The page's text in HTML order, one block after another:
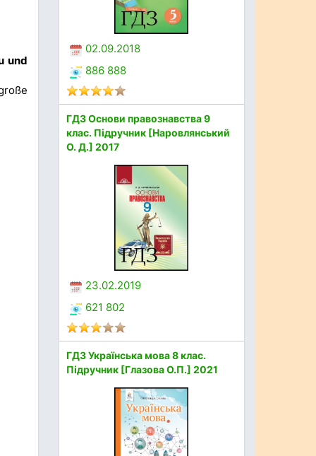
und
02.09.2018
886 888
ГДЗ Основи правознавства 9
клас. Підручник [Наровлянський
О. Д.] 2017
23.02.2019
621 802
ГДЗ Українська мова 8 клас.
Підручник [Глазова О.П.] 2021